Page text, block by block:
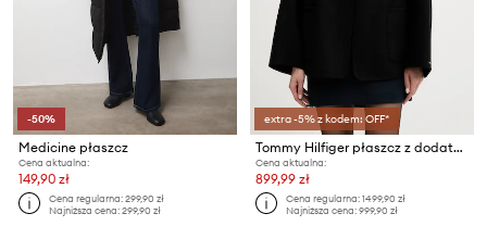
-50%
Medicine płaszcz
Cena aktualna:
149,90 zł
Cena regularna:299,90 zł
Najniższa cena:299,90 zł
extra -5% z kodem: OFF*
Tommy Hilfiger płaszcz z dodatkiem wełny
Cena aktualna:
899,99 zł
Cena regularna:1499,90 zł
Najniższa cena:999,90 zł